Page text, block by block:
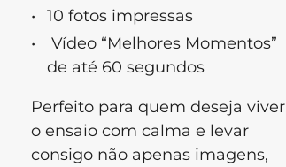
10 fotos impressas
Vídeo “Melhores Momentos”
de até 60 segundos
Perfeito para quem deseja viver
o ensaio com calma e levar
consigo não apenas imagens,